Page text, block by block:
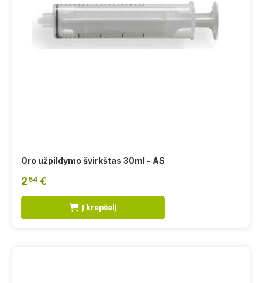
Oro užpildymo švirkštas 30ml - AS
2 54 €
Į krepšelį